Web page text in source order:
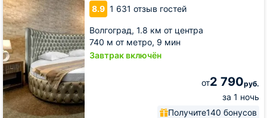
8.9 1 631 отзыв гостей
Волгоград, 1.8 км от центра
740 м от метро, 9 мин
Завтрак включён
от2 790руб.
за 1 ночь
Получите140 бонусов